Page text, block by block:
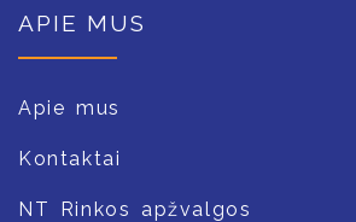
APIE MUS
Apie mus
Kontaktai
NT Rinkos apžvalgos